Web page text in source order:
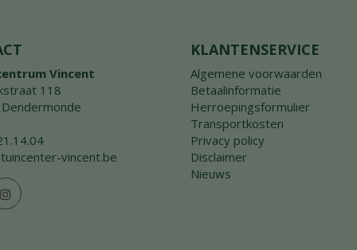
Vincent
118
vincent.be
KLANTENSERVICE
Algemene voorwaarden
Betaalinformatie
Herroepingsformulier
Transportkosten
Privacy policy
Disclaimer
Nieuws